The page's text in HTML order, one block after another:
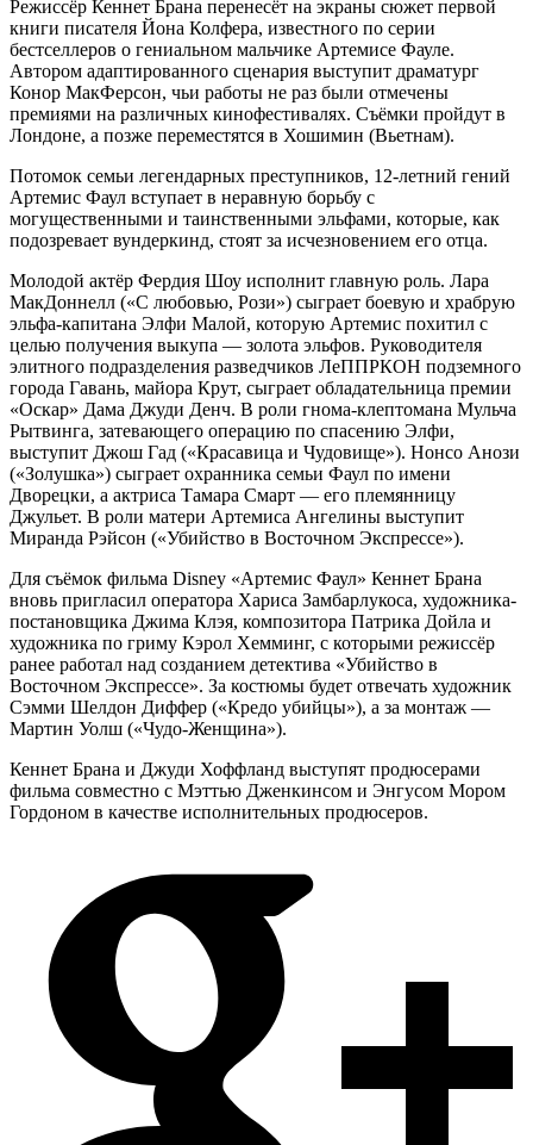
Режиссёр Кеннет Брана перенесёт на экраны сюжет первой
книги писателя Йона Колфера, известного по серии
бестселлеров о гениальном мальчике Артемисе Фауле.
Автором адаптированного сценария выступит драматург
Конор МакФерсон, чьи работы не раз были отмечены
премиями на различных кинофестивалях. Съёмки пройдут в
Лондоне, а позже переместятся в Хошимин (Вьетнам).
Потомок семьи легендарных преступников, 12-летний гений
Артемис Фаул вступает в неравную борьбу с
могущественными и таинственными эльфами, которые, как
подозревает вундеркинд, стоят за исчезновением его отца.
Молодой актёр Фердия Шоу исполнит главную роль. Лара
МакДоннелл («С любовью, Рози») сыграет боевую и храбрую
эльфа-капитана Элфи Малой, которую Артемис похитил с
целью получения выкупа — золота эльфов. Руководителя
элитного подразделения разведчиков ЛеППРКОН подземного
города Гавань, майора Крут, сыграет обладательница премии
«Оскар» Дама Джуди Денч. В роли гнома-клептомана Мульча
Рытвинга, затевающего операцию по спасению Элфи,
выступит Джош Гад («Красавица и Чудовище»). Нонсо Анози
(«Золушка») сыграет охранника семьи Фаул по имени
Дворецки, а актриса Тамара Смарт — его племянницу
Джульет. В роли матери Артемиса Ангелины выступит
Миранда Рэйсон («Убийство в Восточном Экспрессе»).
Для съёмок фильма Disney «Артемис Фаул» Кеннет Брана
вновь пригласил оператора Хариса Замбарлукоса, художника-
постановщика Джима Клэя, композитора Патрика Дойла и
художника по гриму Кэрол Хемминг, с которыми режиссёр
ранее работал над созданием детектива «Убийство в
Восточном Экспрессе». За костюмы будет отвечать художник
Сэмми Шелдон Диффер («Кредо убийцы»), а за монтаж —
Мартин Уолш («Чудо-Женщина»).
Кеннет Брана и Джуди Хоффланд выступят продюсерами
фильма совместно с Мэттью Дженкинсом и Энгусом Мором
Гордоном в качестве исполнительных продюсеров.